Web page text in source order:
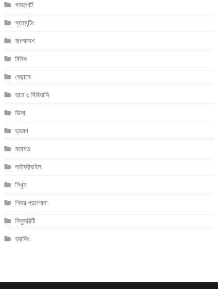
পাসপোর্ট
প্যারেন্টিং
বাংলাদেশ
বিবিধ
বেড়ানো
ভাত ও বিরিয়ানি
ভিসা
ভ্রমণ
মতামত
লাইফষ্ট্যাইল
শিখুন
শিশুর পড়াশোনা
সিক্যুরিটি
হ্যাকিং